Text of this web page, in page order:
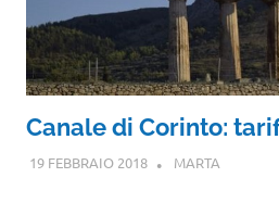
Canale di Corinto:
19 FEBBRAIO 2018 MARTA